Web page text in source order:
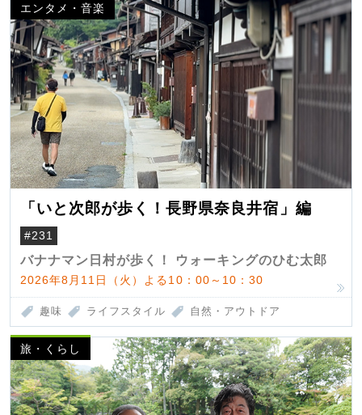
エンタメ・音楽
「いと次郎が歩く！長野県奈良井宿」編
#231
バナナマン日村が歩く！ ウォーキングのひむ太郎
2026年8月11日（火）よる10：00～10：30
趣味 ライフスタイル 自然・アウトドア
旅・くらし